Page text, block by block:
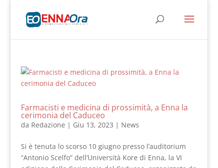
Farmacisti e medicina di prossimità, a Enna la
cerimonia del Caduceo
da Redazione | Giu 13, 2023 | News
Si è tenuta lo scorso 10 giugno presso l’auditorium
“Antonio Scelfo” dell’Università Kore di Enna, la VI